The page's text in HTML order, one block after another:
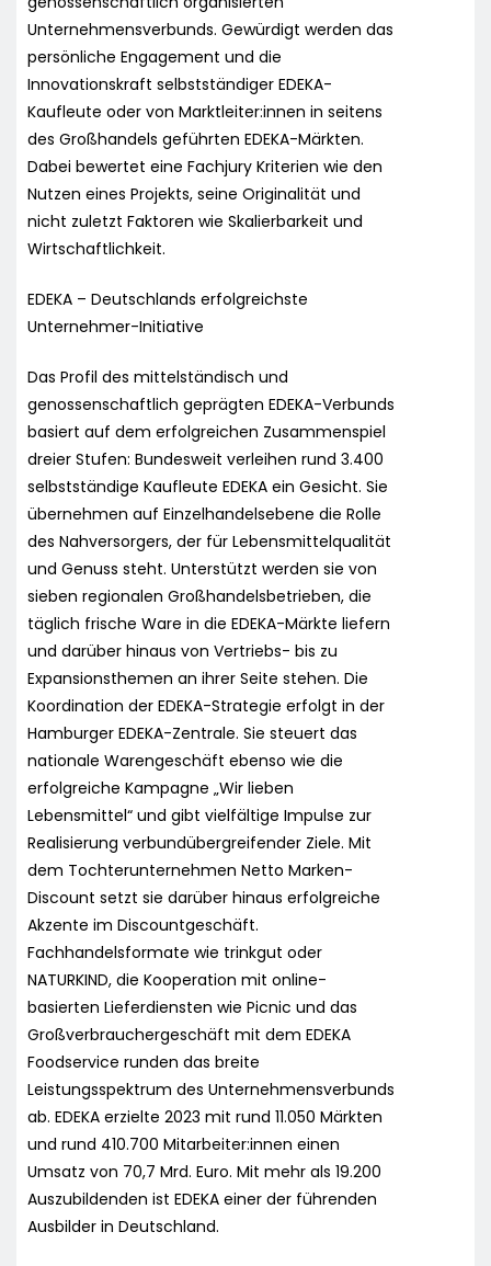
Unternehmensverbunds. Gewürdigt werden das
persönliche Engagement und die
Innovationskraft selbstständiger EDEKA-
Kaufleute oder von Marktleiter:innen in seitens
des Großhandels geführten EDEKA-Märkten.
Dabei bewertet eine Fachjury Kriterien wie den
Nutzen eines Projekts, seine Originalität und
nicht zuletzt Faktoren wie Skalierbarkeit und
Wirtschaftlichkeit.
EDEKA – Deutschlands erfolgreichste
Unternehmer-Initiative
Das Profil des mittelständisch und
genossenschaftlich geprägten EDEKA-Verbunds
basiert auf dem erfolgreichen Zusammenspiel
dreier Stufen: Bundesweit verleihen rund 3.400
selbstständige Kaufleute EDEKA ein Gesicht. Sie
übernehmen auf Einzelhandelsebene die Rolle
des Nahversorgers, der für Lebensmittelqualität
und Genuss steht. Unterstützt werden sie von
sieben regionalen Großhandelsbetrieben, die
täglich frische Ware in die EDEKA-Märkte liefern
und darüber hinaus von Vertriebs- bis zu
Expansionsthemen an ihrer Seite stehen. Die
Koordination der EDEKA-Strategie erfolgt in der
Hamburger EDEKA-Zentrale. Sie steuert das
nationale Warengeschäft ebenso wie die
erfolgreiche Kampagne „Wir lieben
Lebensmittel“ und gibt vielfältige Impulse zur
Realisierung verbundübergreifender Ziele. Mit
dem Tochterunternehmen Netto Marken-
Discount setzt sie darüber hinaus erfolgreiche
Akzente im Discountgeschäft.
Fachhandelsformate wie trinkgut oder
NATURKIND, die Kooperation mit online-
basierten Lieferdiensten wie Picnic und das
Großverbrauchergeschäft mit dem EDEKA
Foodservice runden das breite
Leistungsspektrum des Unternehmensverbunds
ab. EDEKA erzielte 2023 mit rund 11.050 Märkten
und rund 410.700 Mitarbeiter:innen einen
Umsatz von 70,7 Mrd. Euro. Mit mehr als 19.200
Auszubildenden ist EDEKA einer der führenden
Ausbilder in Deutschland.